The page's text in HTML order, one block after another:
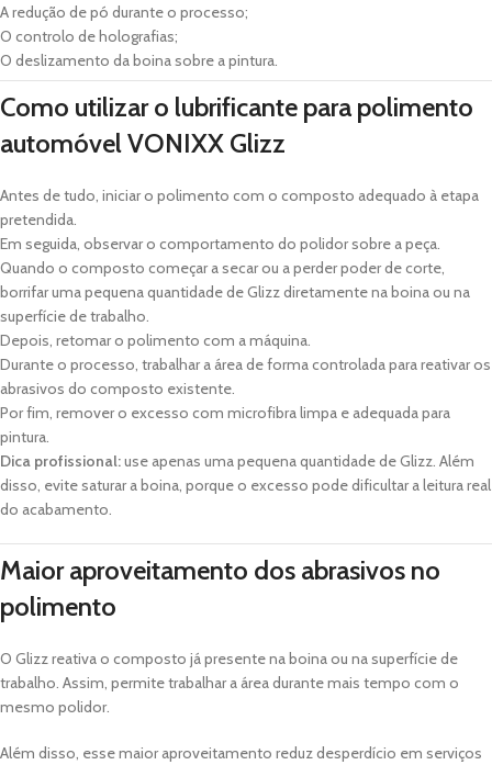
A redução de pó durante o processo;
O controlo de holografias;
O deslizamento da boina sobre a pintura.
Como utilizar o lubrificante para polimento
automóvel VONIXX Glizz
Antes de tudo, iniciar o polimento com o composto adequado à etapa
pretendida.
Em seguida, observar o comportamento do polidor sobre a peça.
Quando o composto começar a secar ou a perder poder de corte,
borrifar uma pequena quantidade de Glizz diretamente na boina ou na
superfície de trabalho.
Depois, retomar o polimento com a máquina.
Durante o processo, trabalhar a área de forma controlada para reativar os
abrasivos do composto existente.
Por fim, remover o excesso com microfibra limpa e adequada para
pintura.
Dica profissional:use apenas uma pequena quantidade de Glizz. Além
disso, evite saturar a boina, porque o excesso pode dificultar a leitura real
do acabamento.
Maior aproveitamento dos abrasivos no
polimento
O Glizz reativa o composto já presente na boina ou na superfície de
trabalho. Assim, permite trabalhar a área durante mais tempo com o
mesmo polidor.
Além disso, esse maior aproveitamento reduz desperdício em serviços